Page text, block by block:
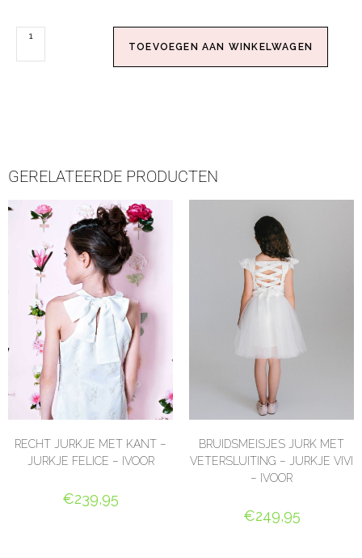
TOEVOEGEN AAN WINKELWAGEN
GERELATEERDE PRODUCTEN
RECHT JURKJE MET KANT –
JURKJE FELICE – IVOOR
€239,95
BRUIDSMEISJES JURK MET
VETERSLUITING – JURKJE VIVI
– IVOOR
€249,95